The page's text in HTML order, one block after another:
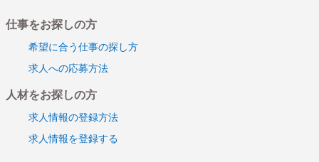
仕事をお探しの方
希望に合う仕事の探し方
求人への応募方法
人材をお探しの方
求人情報の登録方法
求人情報を登録する